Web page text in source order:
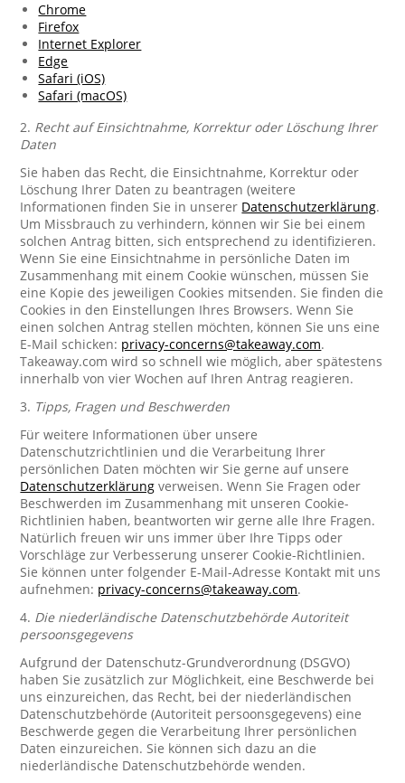
Chrome
Firefox
Internet Explorer
Edge
Safari (iOS)
Safari (macOS)
2. Recht auf Einsichtnahme, Korrektur oder Löschung Ihrer
Daten
Sie haben das Recht, die Einsichtnahme, Korrektur oder
Löschung Ihrer Daten zu beantragen (weitere
Informationen finden Sie in unserer Datenschutzerklärung.
Um Missbrauch zu verhindern, können wir Sie bei einem
solchen Antrag bitten, sich entsprechend zu identifizieren.
Wenn Sie eine Einsichtnahme in persönliche Daten im
Zusammenhang mit einem Cookie wünschen, müssen Sie
eine Kopie des jeweiligen Cookies mitsenden. Sie finden die
Cookies in den Einstellungen Ihres Browsers. Wenn Sie
einen solchen Antrag stellen möchten, können Sie uns eine
E-Mail schicken: privacy-concerns@takeaway.com.
Takeaway.com wird so schnell wie möglich, aber spätestens
innerhalb von vier Wochen auf Ihren Antrag reagieren.
3. Tipps, Fragen und Beschwerden
Für weitere Informationen über unsere
Datenschutzrichtlinien und die Verarbeitung Ihrer
persönlichen Daten möchten wir Sie gerne auf unsere
Datenschutzerklärung verweisen. Wenn Sie Fragen oder
Beschwerden im Zusammenhang mit unseren Cookie-
Richtlinien haben, beantworten wir gerne alle Ihre Fragen.
Natürlich freuen wir uns immer über Ihre Tipps oder
Vorschläge zur Verbesserung unserer Cookie-Richtlinien.
Sie können unter folgender E-Mail-Adresse Kontakt mit uns
aufnehmen: privacy-concerns@takeaway.com.
4. Die niederländische Datenschutzbehörde Autoriteit
persoonsgegevens
Aufgrund der Datenschutz-Grundverordnung (DSGVO)
haben Sie zusätzlich zur Möglichkeit, eine Beschwerde bei
uns einzureichen, das Recht, bei der niederländischen
Datenschutzbehörde (Autoriteit persoonsgegevens) eine
Beschwerde gegen die Verarbeitung Ihrer persönlichen
Daten einzureichen. Sie können sich dazu an die
niederländische Datenschutzbehörde wenden.